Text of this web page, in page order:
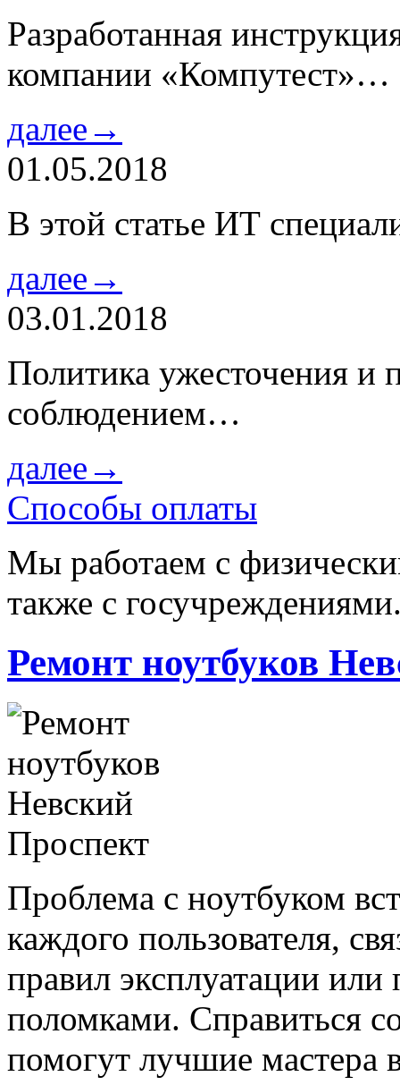
Разработанная
компании «Компутест»…
далее→
01.05.2018
В этой статье ИТ
далее→
03.01.2018
Политика ужесточения и
соблюдением…
далее→
Способы оплаты
Мы работаем с
также с
Ремонт ноутбуков
Проблема с ноутбуком
каждого пользователя,
правил эксплуатации
поломками. Справиться
помогут лучшие мастера